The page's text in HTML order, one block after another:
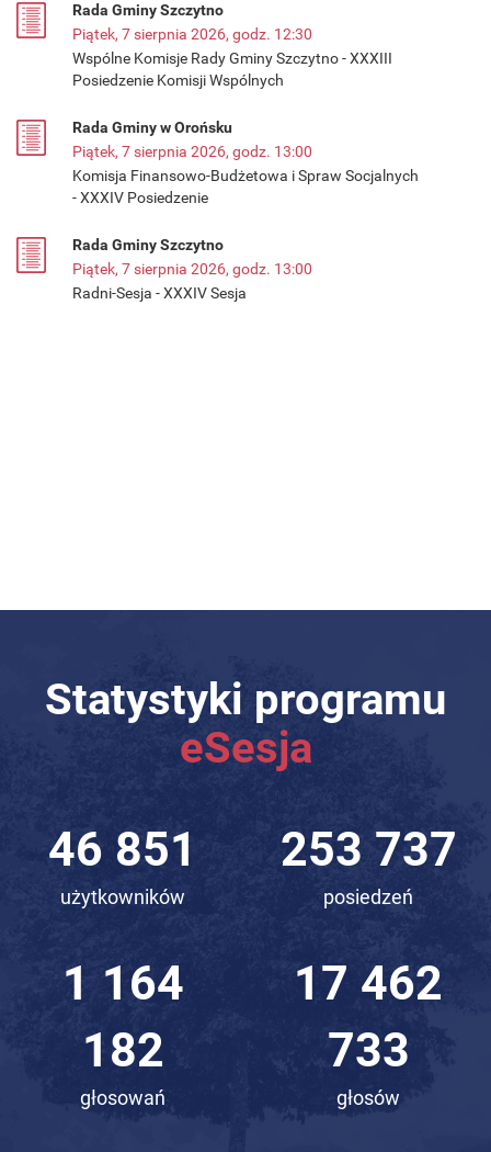
Rada Gminy Szczytno
Piątek, 7 sierpnia 2026, godz. 12:30
Wspólne Komisje Rady Gminy Szczytno - XXXIII
Posiedzenie Komisji Wspólnych
Rada Gminy w Orońsku
Piątek, 7 sierpnia 2026, godz. 13:00
Komisja Finansowo-Budżetowa i Spraw Socjalnych
- XXXIV Posiedzenie
Rada Gminy Szczytno
Piątek, 7 sierpnia 2026, godz. 13:00
Radni-Sesja - XXXIV Sesja
Statystyki programu
eSesja
65 852
użytkowników
356 645
posiedzeń
1 636
339
głosowań
24 545
092
głosów